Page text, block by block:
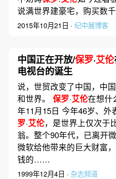
说满世界建豪宅，购买数
2015年10月21日 · 纪中展博客
中国正在开放/保罗·艾伦
电视台的诞生
说，世贸改变了中国，中
和世界。 保罗·艾伦在想什
年11月15日 今年46岁、外
罗·艾伦，是世界上仅次于
翁。整个90年代，已离开
微软给他带来的巨大财富
钱的……
1999年12月4日 · 杂志频道